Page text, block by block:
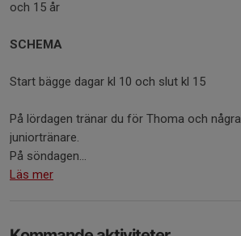
och 15 år
SCHEMA
Start bägge dagar kl 10 och slut kl 15
På lördagen tränar du för Thoma och några
juniortränare.
På söndagen...
Läs mer